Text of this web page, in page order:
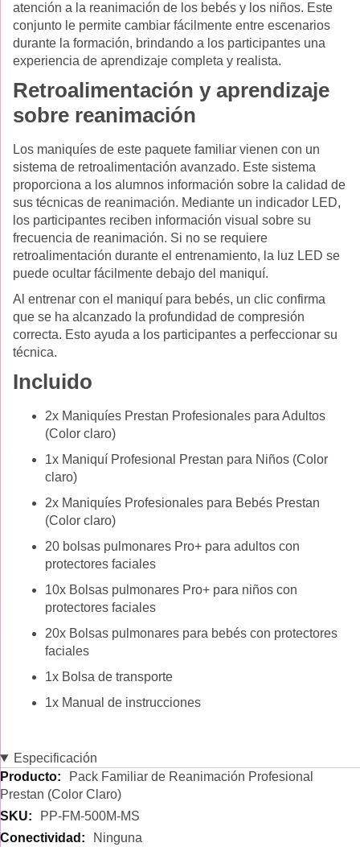
atención a la reanimación de los bebés y los niños. Este
conjunto le permite cambiar fácilmente entre escenarios
durante la formación, brindando a los participantes una
experiencia de aprendizaje completa y realista.
Retroalimentación y aprendizaje
sobre reanimación
Los maniquíes de este paquete familiar vienen con un
sistema de retroalimentación avanzado. Este sistema
proporciona a los alumnos información sobre la calidad de
sus técnicas de reanimación. Mediante un indicador LED,
los participantes reciben información visual sobre su
frecuencia de reanimación. Si no se requiere
retroalimentación durante el entrenamiento, la luz LED se
puede ocultar fácilmente debajo del maniquí.
Al entrenar con el maniquí para bebés, un clic confirma
que se ha alcanzado la profundidad de compresión
correcta. Esto ayuda a los participantes a perfeccionar su
técnica.
Incluido
2x Maniquíes Prestan Profesionales para Adultos
(Color claro)
1x Maniquí Profesional Prestan para Niños (Color
claro)
2x Maniquíes Profesionales para Bebés Prestan
(Color claro)
20 bolsas pulmonares Pro+ para adultos con
protectores faciales
10x Bolsas pulmonares Pro+ para niños con
protectores faciales
20x Bolsas pulmonares para bebés con protectores
faciales
1x Bolsa de transporte
1x Manual de instrucciones
Especificación
EspecificaciónPack Familiar de Reanimación Profesional
Prestan (Color Claro)
PP-FM-500M-MS
Ninguna